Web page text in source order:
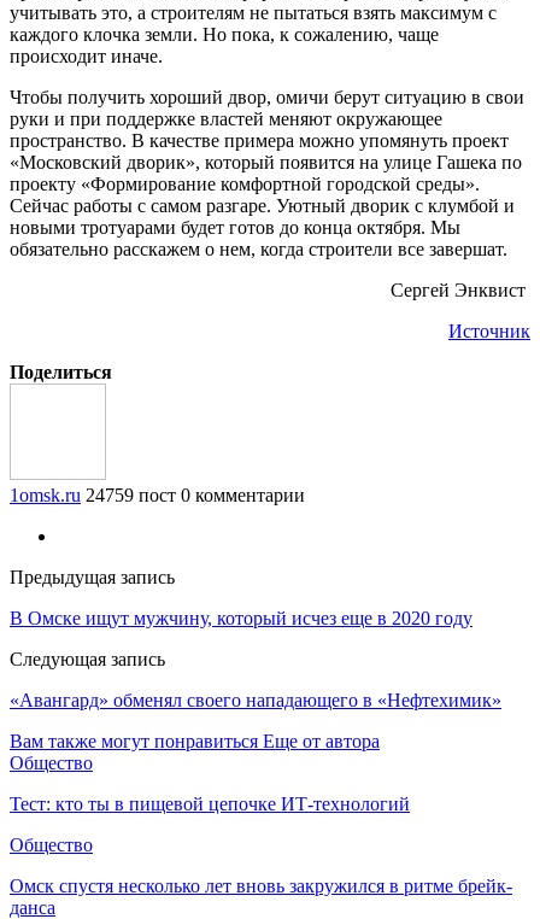
учитывать это, а строителям не пытаться взять максимум с
каждого клочка земли. Но пока, к сожалению, чаще
происходит иначе.
Чтобы получить хороший двор, омичи берут ситуацию в свои
руки и при поддержке властей меняют окружающее
пространство. В качестве примера можно упомянуть проект
«Московский дворик», который появится на улице Гашека по
проекту «Формирование комфортной городской среды».
Сейчас работы с самом разгаре. Уютный дворик с клумбой и
новыми тротуарами будет готов до конца октября. Мы
обязательно расскажем о нем, когда строители все завершат.
Сергей Энквист
Источник
Поделиться
1omsk.ru 24759 пост 0 комментарии
Предыдущая запись
В Омске ищут мужчину, который исчез еще в 2020 году
Следующая запись
«Авангард» обменял своего нападающего в «Нефтехимик»
Вам также могут понравиться Еще от автора
Общество
Тест: кто ты в пищевой цепочке ИТ-технологий
Общество
Омск спустя несколько лет вновь закружился в ритме брейк-
данса